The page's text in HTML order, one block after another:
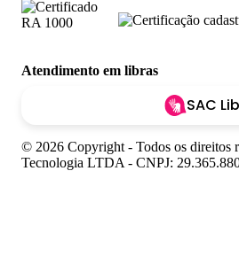
Atendimento em libras
SAC
© 2026 Copyright - Todos os direitos
Tecnologia LTDA - CNPJ: